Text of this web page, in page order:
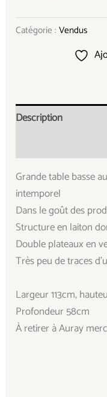
Catégorie :Vendus
Description
Grande table basse
intemporel
Dans le goût des
Structure en laiton
Double plateaux en
Très peu de traces
Largeur 113cm,
Profondeur 58cm
À retirer à Auray